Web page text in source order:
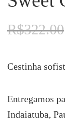
R$322.00
Cestinha
Entregamos
Indaiatuba,